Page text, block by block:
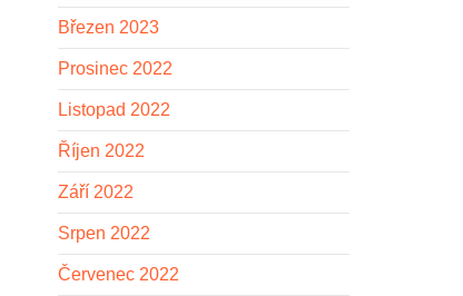
Březen 2023
Prosinec 2022
Listopad 2022
Říjen 2022
Září 2022
Srpen 2022
Červenec 2022